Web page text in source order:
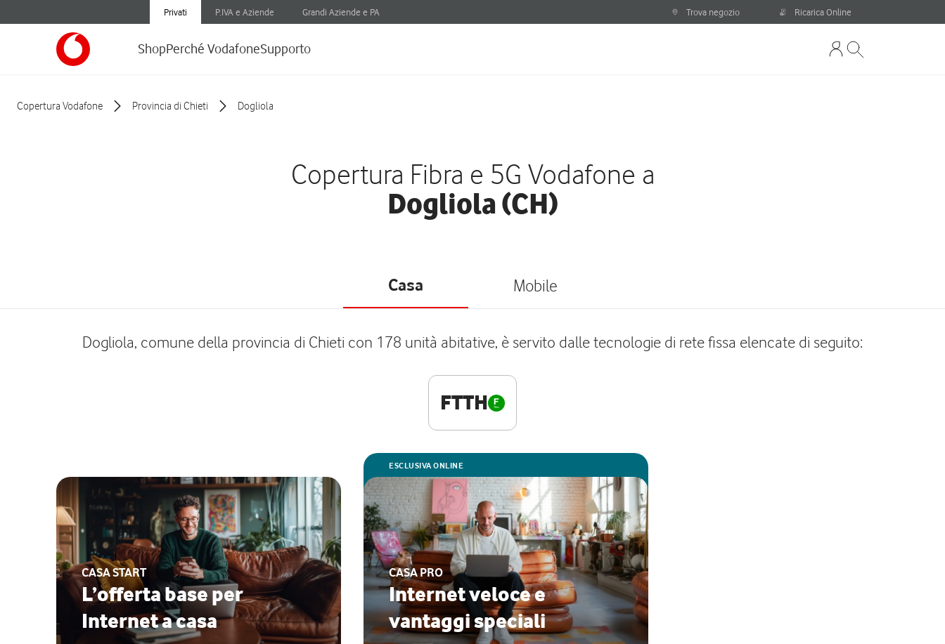
Privati P.IVA e Aziende Grandi Aziende e PA Trova negozio Ricarica Online
ShopPerché VodafoneSupporto
Copertura Vodafone Provincia di Chieti Dogliola
Copertura Fibra e 5G Vodafone a
Dogliola (CH)
Casa Mobile
Dogliola, comune della provincia di Chieti con 178 unità abitative, è servito dalle tecnologie di rete fissa elencate di seguito:
FTTH
CASA START
L’offerta base per
Internet a casa
ESCLUSIVA ONLINE
CASA PRO
Internet veloce e
vantaggi speciali